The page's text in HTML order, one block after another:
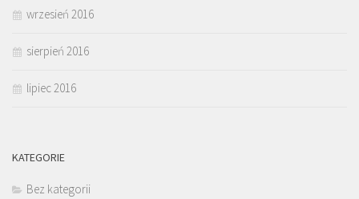
wrzesień 2016
sierpień 2016
lipiec 2016
KATEGORIE
Bez kategorii